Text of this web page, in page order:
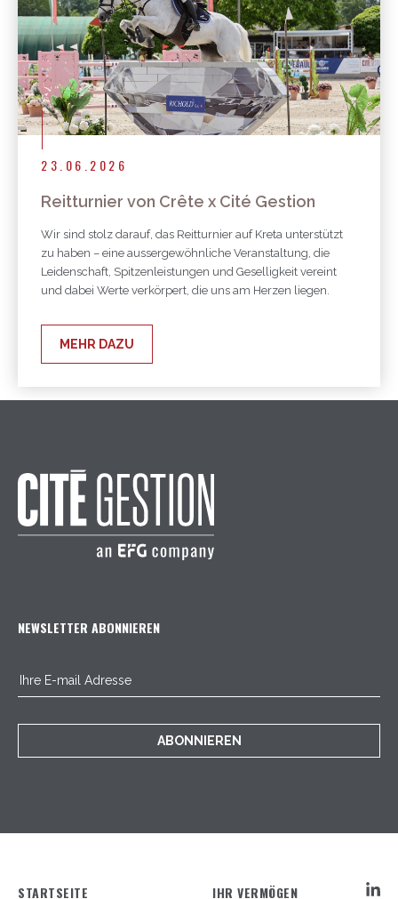
23.06.2026
Reitturnier von Crête x Cité Gestion
Wir sind stolz darauf, das Reitturnier auf Kreta unterstützt
zu haben – eine aussergewöhnliche Veranstaltung, die
Leidenschaft, Spitzenleistungen und Geselligkeit vereint
und dabei Werte verkörpert, die uns am Herzen liegen.
MEHR DAZU
NEWSLETTER ABONNIEREN
ABONNIEREN
STARTSEITE IHR VERMÖGEN